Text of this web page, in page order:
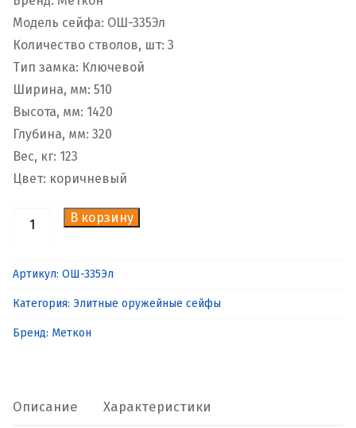
Модель сейфа: ОШ-335Эл
Количество стволов, шт: 3
Тип замка: Ключевой
Ширина, мм: 510
Высота, мм: 1420
Глубина, мм: 320
Вес, кг: 123
Цвет: коричневый
Количество
оружейный
ОШ-335Эл
В корзину
Артикул: ОШ-335Эл
Категория: Элитные оружейные сейфы
Бренд: Меткон
Описание Характеристики